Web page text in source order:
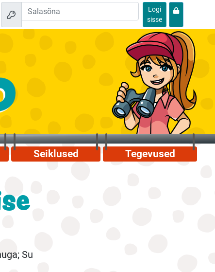
Logi
sisse
Seiklused Tegevused
Su